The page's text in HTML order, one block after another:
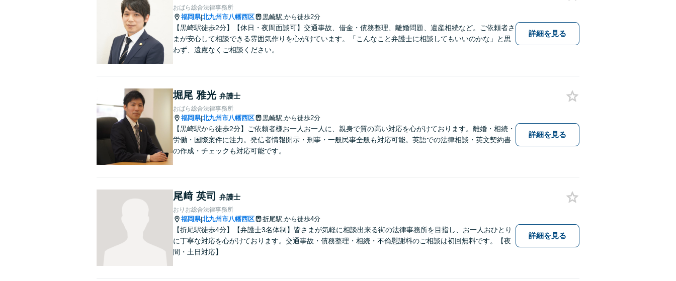
おばら総合法律事務所
福岡県|北九州市八幡西区 黒崎駅 から徒歩2分
【黒崎駅徒歩2分】【休日・夜間面談可】交通事故、借金・債務整理、離婚問題、遺産相続など。ご依頼者さ
まが安心して相談できる雰囲気作りを心がけています。「こんなこと弁護士に相談してもいいのかな」と思
わず、遠慮なくご相談ください。
詳細を見る
堀尾 雅光 弁護士
おばら総合法律事務所
福岡県|北九州市八幡西区 黒崎駅 から徒歩2分
【黒崎駅から徒歩2分】ご依頼者様お一人お一人に、親身で質の高い対応を心がけております。離婚・相続・
労働・国際案件に注力。発信者情報開示・刑事・一般民事全般も対応可能。英語での法律相談・英文契約書
の作成・チェックも対応可能です。
詳細を見る
尾﨑 英司 弁護士
おりお総合法律事務所
福岡県|北九州市八幡西区 折尾駅 から徒歩4分
【折尾駅徒歩4分】【弁護士3名体制】皆さまが気軽に相談出来る街の法律事務所を目指し、お一人おひとり
に丁寧な対応を心がけております。交通事故・債務整理・相続・不倫慰謝料のご相談は初回無料です。【夜
間・土日対応】
詳細を見る